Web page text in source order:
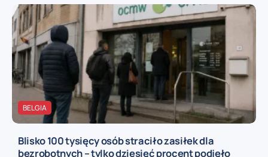
BELGIA
Blisko 100 tysięcy osób straciło zasiłek dla
bezrobotnych – tylko dziesięć procent podjęło